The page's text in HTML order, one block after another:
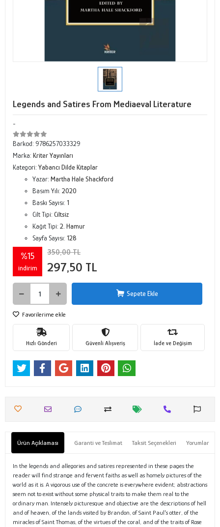
Legends and Satires From Mediaeval Literature
-
Barkod: 9786257033329
Marka: Kriter Yayınları
Kategori: Yabancı Dilde Kitaplar
Yazar: Martha Hale Shackford
Basım Yılı: 2020
Baskı Sayısı: 1
Cilt Tipi: Ciltsiz
Kağıt Tipi: 2. Hamur
Sayfa Sayısı: 128
%15
indirim
350,00 TL
297,50 TL
Sepete Ekle
Favorilerime ekle
Hızlı Gönderi Güvenli Alışveriş İade ve Değişim
Ürün Açıklaması Garanti ve Teslimat Taksit Seçenekleri Yorumlar
In the legends and allegories and satires represented in these pages the
reader will find strange and fervent faiths as well as homely pictures of the
world as it is. A vigorous use of the concrete is everywhere evident; abstractions
seem not to exist without some physical traits to make them real to the
ordinary man. Intensely picturesque and objective are the descriptions of hell
and of heaven, of the lands visited by Brandon, of Saint Paul's otter, of the
miracles of Saint Thomas, of the virtues of the coral, and of the traits of Rose